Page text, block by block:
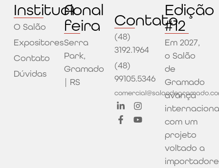
Institucional
O Salão
Expositores
Contato
Dúvidas
A
feira
Serra
Park,
Gramado
| RS
Contato
(48)
3192.1964
(48)
99105.5346
Edição
#12
Em 2027,
o Salão
de
Gramado
avança
com um
projeto
voltado a